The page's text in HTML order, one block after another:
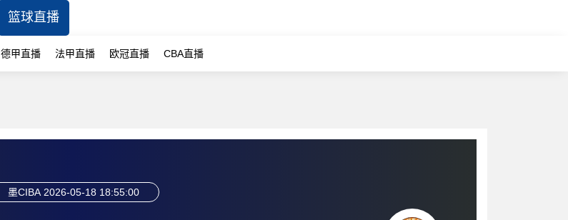
篮球直播
德甲直播 法甲直播 欧冠直播 CBA直播
墨CIBA 2026-05-18 18:55:00